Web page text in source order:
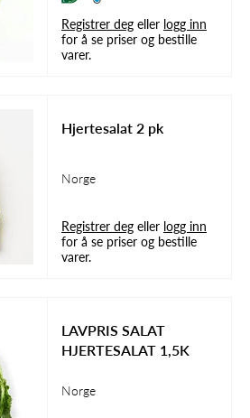
Registrer deg eller logg inn
for å se priser og bestille
varer.
Hjertesalat 2 pk
Norge
Registrer deg eller logg inn
for å se priser og bestille
varer.
LAVPRIS SALAT
HJERTESALAT 1,5K
Norge